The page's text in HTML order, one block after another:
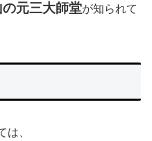
の元三大師堂が知られて
は、